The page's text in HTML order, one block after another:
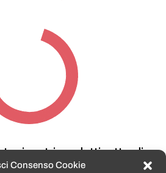
Consenso Cookie
tra i nostri prodotti, attendi
secondo…